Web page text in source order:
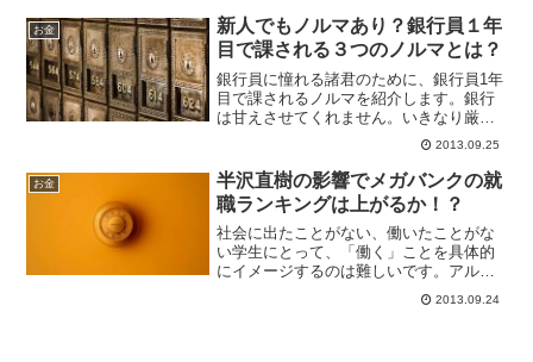
ATMから引き出したいとき割り勘などを
するとき、「万札...
お金
新人でもノルマあり？銀行員１年
目で課される３つのノルマとは？
銀行員に憧れる諸君のために、銀行員1年
目で課されるノルマを紹介します。銀行
は甘えさせてくれません。いきなり厳し
い言葉をいったかも知れませんが、事実
です。銀行は甘えさせてくれません。新
人であっても。銀行は投資信託や融資
で、支店ごとにノルマが本...
2013.09.25
お金
半沢直樹の影響でメガバンクの就
職ランキングは上がるか！？
社会に出たことがない、働いたことがな
い学生にとって、「働く」ことを具体的
にイメージするのは難しいです。アルバ
イト等をしていても、企業で働くことと
はまた責任が違いますよね。私は医療業
2013.09.24